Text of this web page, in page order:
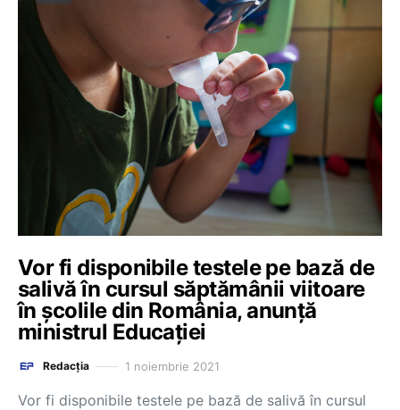
Vor fi disponibile testele pe bază de
salivă în cursul săptămânii viitoare
în școlile din România, anunță
ministrul Educației
Redacția 1 noiembrie 2021
Vor fi disponibile testele pe bază de salivă în cursul